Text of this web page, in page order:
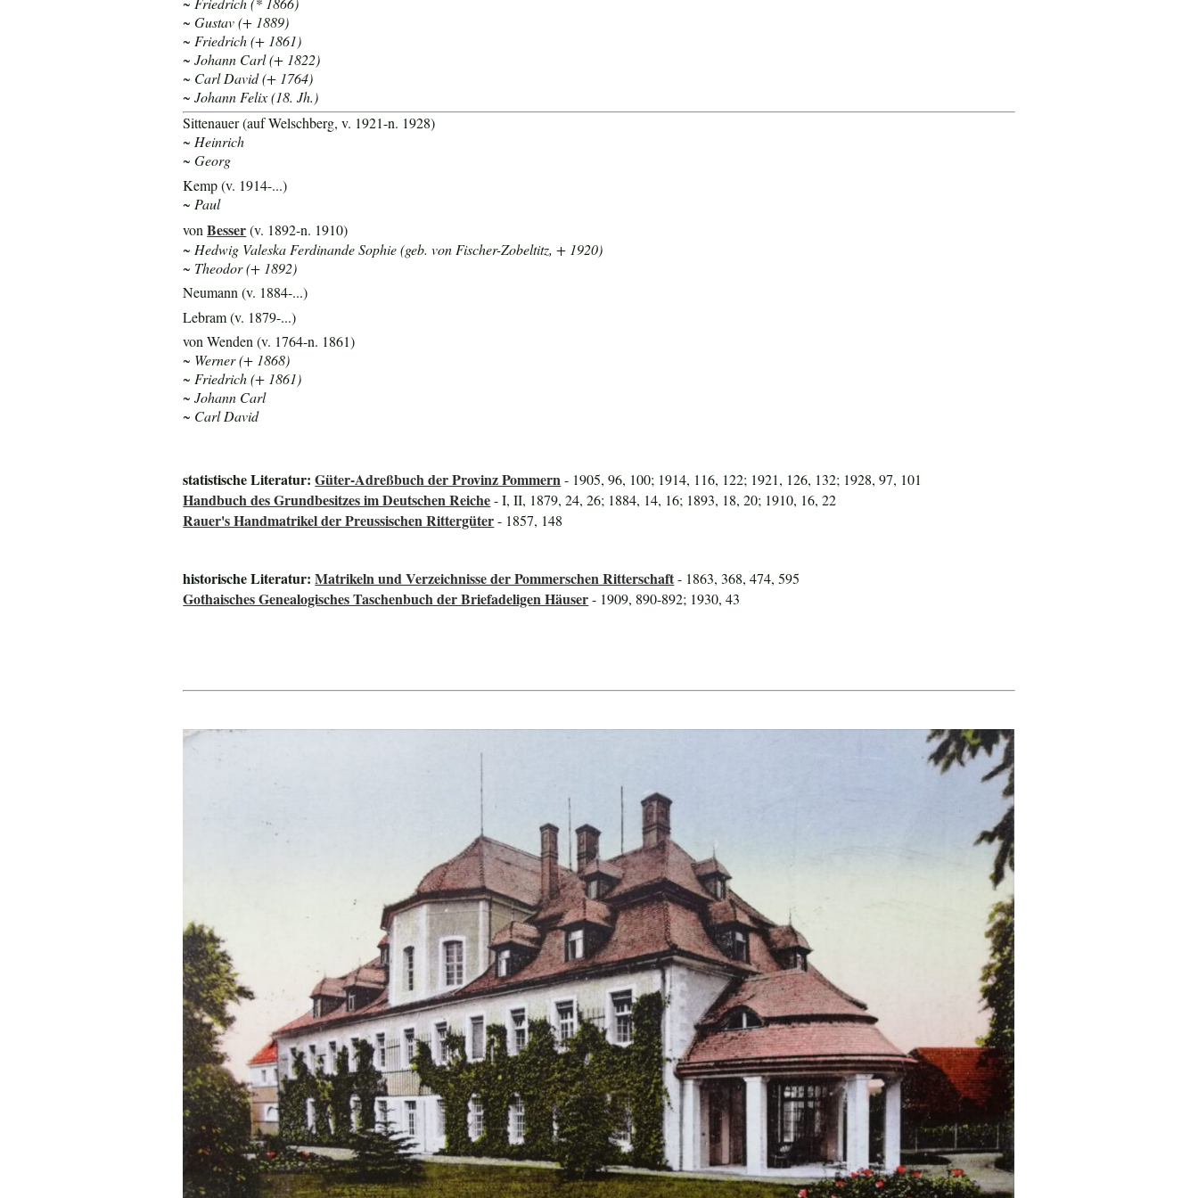
~ Gustav (+ 1889)
~ Friedrich (+ 1861)
~ Johann Carl (+ 1822)
~ Carl David (+ 1764)
~ Johann Felix (18. Jh.)
Sittenauer (auf Welschberg, v. 1921-n. 1928)
~ Heinrich
~ Georg
Kemp (v. 1914-...)
~ Paul
vonBesser(v. 1892-n. 1910)
~ Hedwig Valeska Ferdinande Sophie (geb. von Fischer-Zobeltitz, + 1920)
~ Theodor (+ 1892)
Neumann (v. 1884-...)
Lebram (v. 1879-...)
von Wenden (v. 1764-n. 1861)
~ Werner (+ 1868)
~ Friedrich (+ 1861)
~ Johann Carl
~ Carl David
statistische Literatur:Güter-Adreßbuch der Provinz Pommern- 1905, 96, 100; 1914, 116, 122; 1921, 126, 132; 1928, 97, 101
Handbuch des Grundbesitzes im Deutschen Reiche- I, II, 1879, 24, 26; 1884, 14, 16; 1893, 18, 20; 1910, 16, 22
Rauer's Handmatrikel der Preussischen Rittergüter- 1857, 148
historische Literatur:Matrikeln und Verzeichnisse der Pommerschen Ritterschaft- 1863, 368, 474, 595
Gothaisches Genealogisches Taschenbuch der Briefadeligen Häuser- 1909, 890-892; 1930, 43